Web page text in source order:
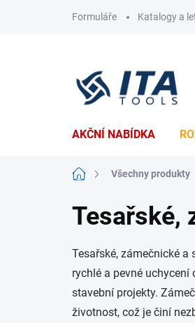
Formuláře Katalogy a
AKČNÍ NABÍDKA
Domů Všechny produkty
Tesařské,
Tesařské, zámečnické
rychlé a pevné
stavební projekty.
životnost, což je činí